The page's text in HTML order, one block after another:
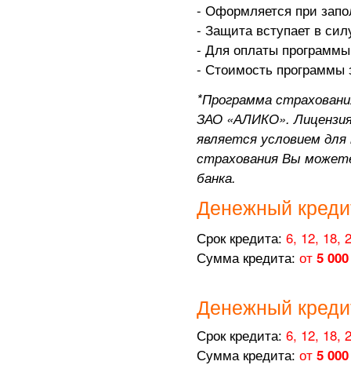
- Оформляется при
- Защита вступает в
- Для оплаты программы
- Стоимость программы
*Программа
ЗАО «АЛИКО».
является условием
страхования Вы
банка.
Денежный
Срок кредита: 6, 12, 18,
Сумма кредита: от 5 000
Денежный
Срок кредита: 6, 12, 18,
Сумма кредита: от 5 000